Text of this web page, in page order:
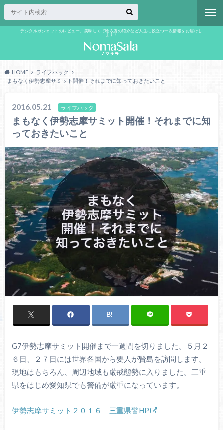
デジタルガジェットのレビュー、美味しくて唸る店の紹介など人生に役立つ一次情報をお届けし
ます！
HOME
ライフハック
まもなく伊勢志摩サミット開催！それまでに知っておきたいこと
2016.05.21 ライフハック
まもなく伊勢志摩サミット開催！それまでに知
っておきたいこと
G7伊勢志摩サミット開催まで一週間を切りました。５月２
６日、２７日には世界各国から要人が賢島を訪問します。
現地はもちろん、周辺地域も厳戒態勢に入りました。三重
県をはじめ愛知県でも警備が厳重になっています。
伊勢志摩サミット２０１６ 三重県警HP